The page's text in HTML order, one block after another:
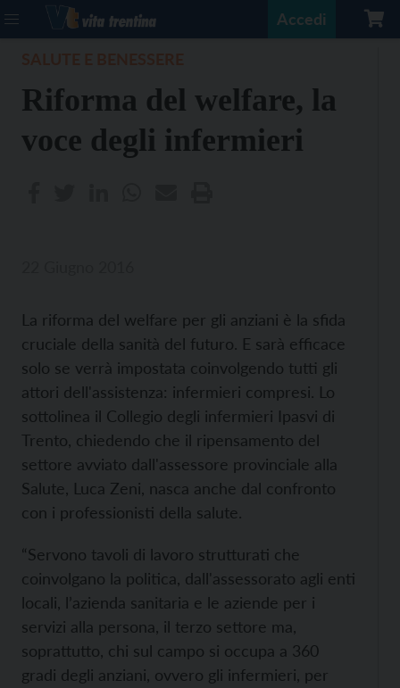
Accedi
Riforma del welfare, la
voce degli infermieri
La riforma del welfare per gli anziani è la sfida
cruciale della sanità del futuro. E sarà efficace
solo se verrà impostata coinvolgendo tutti gli
attori dell'assistenza: infermieri compresi. Lo
sottolinea il Collegio degli infermieri Ipasvi di
Trento, chiedendo che il ripensamento del
settore avviato dall'assessore provinciale alla
Salute, Luca Zeni, nasca anche dal confronto
con i professionisti della salute.
“Servono tavoli di lavoro strutturati che
coinvolgano la politica, dall'assessorato agli enti
locali, l’azienda sanitaria e le aziende per i
servizi alla persona, il terzo settore ma,
soprattutto, chi sul campo si occupa a 360
gradi degli anziani, ovvero gli infermieri, per